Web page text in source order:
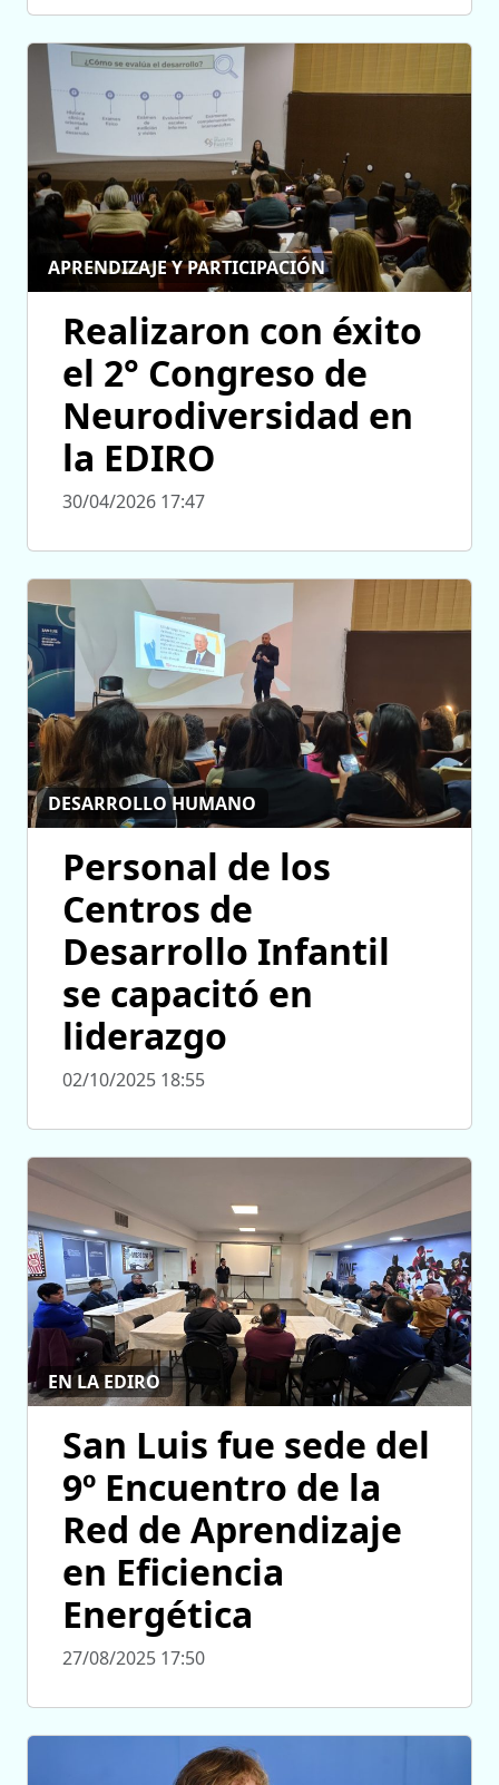
APRENDIZAJE Y PARTICIPACIÓN
Realizaron con éxito
el 2° Congreso de
Neurodiversidad en
la EDIRO
30/04/2026 17:47
DESARROLLO HUMANO
Personal de los
Centros de
Desarrollo Infantil
se capacitó en
liderazgo
02/10/2025 18:55
EN LA EDIRO
San Luis fue sede del
9º Encuentro de la
Red de Aprendizaje
en Eficiencia
Energética
27/08/2025 17:50